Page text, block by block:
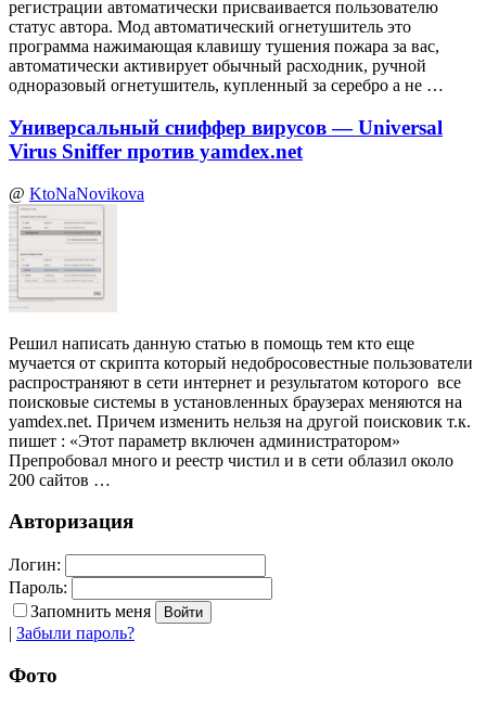
регистрации автоматически присваивается пользователю
статус автора. Мод автоматический огнетушитель это
программа нажимающая клавишу тушения пожара за вас,
автоматически активирует обычный расходник, ручной
одноразовый огнетушитель, купленный за серебро а не …
Универсальный сниффер вирусов — Universal
Virus Sniffer против yamdex.net
@ KtoNaNovikova
Решил написать данную статью в помощь тем кто еще
мучается от скрипта который недобросовестные пользователи
распространяют в сети интернет и результатом которого все
поисковые системы в установленных браузерах меняются на
yamdex.net. Причем изменить нельзя на другой поисковик т.к.
пишет : «Этот параметр включен администратором»
Препробовал много и реестр чистил и в сети облазил около
200 сайтов …
Авторизация
Логин:
Пароль:
Запомнить меня
| Забыли пароль?
Фото